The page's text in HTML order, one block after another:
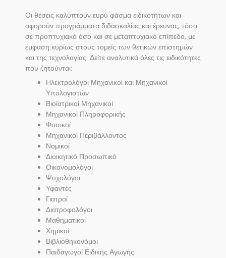
Οι θέσεις καλύπτουν ευρύ φάσμα ειδικοτήτων και
αφορούν προγράμματα διδασκαλίας και έρευνας, τόσο
σε προπτυχιακό όσο και σε μεταπτυχιακό επίπεδο, με
έμφαση κυρίως στους τομείς των θετικών επιστημών
και της τεχνολογίας. Δείτε αναλυτικά όλες τις ειδικότητες
που ζητούνται:
Ηλεκτρολόγοι Μηχανικοί και Μηχανικοί
Υπολογιστών
Βιοϊατρικοί Μηχανικοί
Μηχανικοί Πληροφορικής
Φυσικοί
Μηχανικοί Περιβάλλοντος
Νομικοί
Διοικητικό Προσωπικό
Οικονομολόγοι
Ψυχολόγοι
Υφαντές
Γιατροί
Διατροφολόγοι
Μαθηματικοί
Χημικοί
Βιβλιοθηκονόμοι
Παιδαγωγοί Ειδικής Αγωγής